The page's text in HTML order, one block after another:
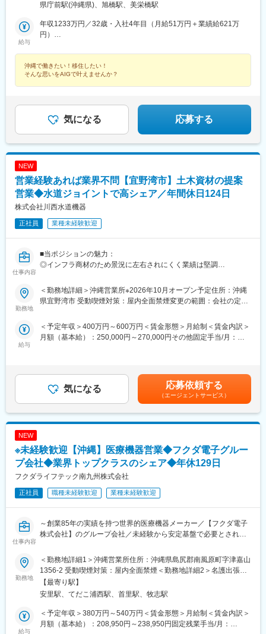
県庁前駅(沖縄県)、旭橋駅、美栄橋駅
給与
年収1233万円／32歳・入社4年目（月給51万円＋業績給621万
円）
沖縄で働きたい！移住したい！
そんな思いをAIGで叶えませんか？
気になる 応募する
NEW
営業経験あれば業界不問【宜野湾市】土木資材の提案
営業◆水道ジョイントで高シェア／年間休日124日
株式会社川西水道機器
正社員 業種未経験歓迎
仕事内容
■当ポジションの魅力：
◎インフラ商材のため景況に左右されにくく業績は堅調
トなし
◎水道工事は新規敷設だけでなく、経年劣化した水道管の入れ替
める製品
◎創業から70年の販売実績があり、長期的に顧客との関係性を築
沖縄サテライトとして１名の営業員を常駐していましたが、今
回、新たに沖縄営業所を開設（2026年10月予定）し、営業員を1
名増員します。
■職務内容：
す。
・取引先／販売店・専門商社といった得意先や官公庁（市町村水
道関係部局）が中心
・製品／自社にて開発から製造まで一貫生産した、自社ブランド
商品
・担当エリア／沖縄県（離島含む）を既存社員1名と分担
※宿泊の場合は日当に加えてホテル代のほかガソリン代などの車両
費を支給
■当社製品の特徴：
【全国に、多様な分野で実績多数の魅力ある製品／高いシェア】
全国47都道府県への納入実績がある高シェア商品で、公共上水
道、農業用水、工業用水、民間施設、ゴルフ場、スポーツ施設な
■入社後の流れ：
勤務地
＜勤務地詳細＞沖縄営業所※2026年10月オープン予定住所：沖縄
県宜野湾市 受動喫煙対策：屋内全面禁煙変更の範囲：会社の定め
給与
＜予定年収＞400万円～600万円＜賃金形態＞月給制＜賃金内訳＞
月額（基本給）：250,000円～270,000円その他固定手当/月：
て上下する可能性があります。月給(月額)は固定手当を含めた表記
です。 気になる 応募依頼する
（エージェントサービス）
NEW
※未経験歓迎【沖縄】医療機器営業◆フクダ電子グルー
プ会社◆業界トップクラスのシェア◆年休129日
フクダライフテック南九州株式会社
正社員 職種未経験歓迎 業種未経験歓迎
仕事内容
～創業85年の実績を持つ世界的医療機器メーカー／【フクダ電子
株式会社】のグループ会社／未経験から安定基盤で必要とされ続
■業務内容
大学病院／クリニックの医療従事者に向けた在宅医療機器レンタ
ル提案をお任せします！
既存顧客がメインで、既存8（大学・クリニック）：新規2（開業
医・クリニック中心）の割合。
関係構築型の営業で事務局長、医師、看護師長が相手となりま
勤務地
＜勤務地詳細1＞沖縄営業所住所：沖縄県島尻郡南風原町字津嘉山
1356-2 受動喫煙対策：屋内全面禁煙＜勤務地詳細2＞名護出張所
住所：沖縄県名護市大中1-19-27103号室 受動喫煙対策：屋内全面
禁煙変更の範囲：会社の定める事業所
【最寄り駅】
安里駅、てだこ浦西駅、首里駅、牧志駅
給与
＜予定年収＞380万円～540万円＜賃金形態＞月給制＜賃金内訳＞
月額（基本給）：208,950円～238,950円固定残業手当/月：